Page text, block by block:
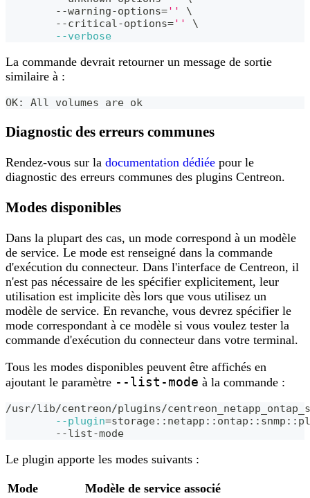
	--warning-options
=''
\
	--critical-options
=''
\
--verbose
La commande devrait retourner un message de sortie
similaire à :
OK: All volumes are ok
Diagnostic des erreurs communes
Rendez-vous sur la documentation dédiée pour le
diagnostic des erreurs communes des plugins Centreon.
Modes disponibles
Dans la plupart des cas, un mode correspond à un modèle
de service. Le mode est renseigné dans la commande
d'exécution du connecteur. Dans l'interface de Centreon, il
n'est pas nécessaire de les spécifier explicitement, leur
utilisation est implicite dès lors que vous utilisez un
modèle de service. En revanche, vous devrez spécifier le
mode correspondant à ce modèle si vous voulez tester la
commande d'exécution du connecteur dans votre terminal.
Tous les modes disponibles peuvent être affichés en
ajoutant le paramètre --list-mode à la commande :
/usr/lib/centreon/plugins/
--plugin=
	--list-mode
Le plugin apporte les modes suivants :
Mode
Modèle de service associé